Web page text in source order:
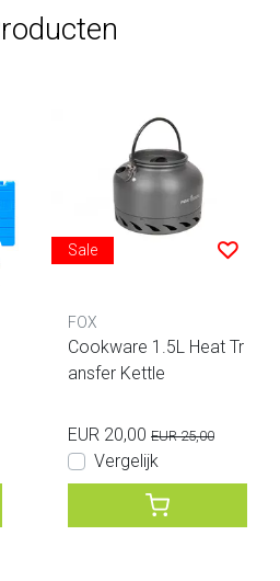
Sale
FOX
Cookware 1.5L Heat Tr
ansfer Kettle
EUR 20,00 EUR 25,00
Vergelijk